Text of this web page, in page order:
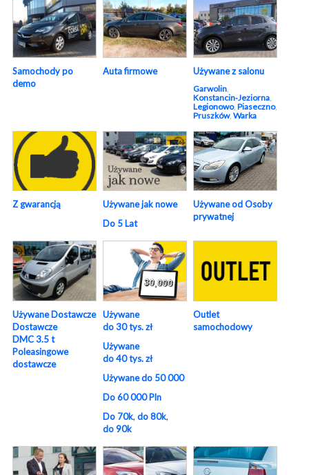
Samochody po
demo
Auta firmowe Używane z salonu
Garwolin
Konstancin‑Jeziorna
Legionowo, Piaseczno,
Pruszków, Warka
Z gwarancją
Używane jak nowe
Do 5 Lat
Używane od Osoby
prywatnej
Używane Dostawcze
Dostawcze
DMC 3.5 t
Poleasingowe
dostawcze
Używane
do 30 tys. zł
Używane
do 40 tys. zł
Używane do 50 000
Do 60 000 Pln
Do 70k, do 80k,
do 90k
Outlet
samochodowy